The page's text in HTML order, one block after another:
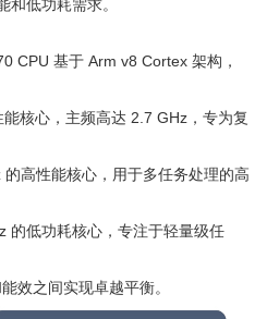
低功耗需求。
基于 Arm v8 Cortex 架构，
心，主频高达 2.7 GHz，专为复
性能核心，用于多任务处理的高
低功耗核心，专注于轻量级任
之间实现卓越平衡。